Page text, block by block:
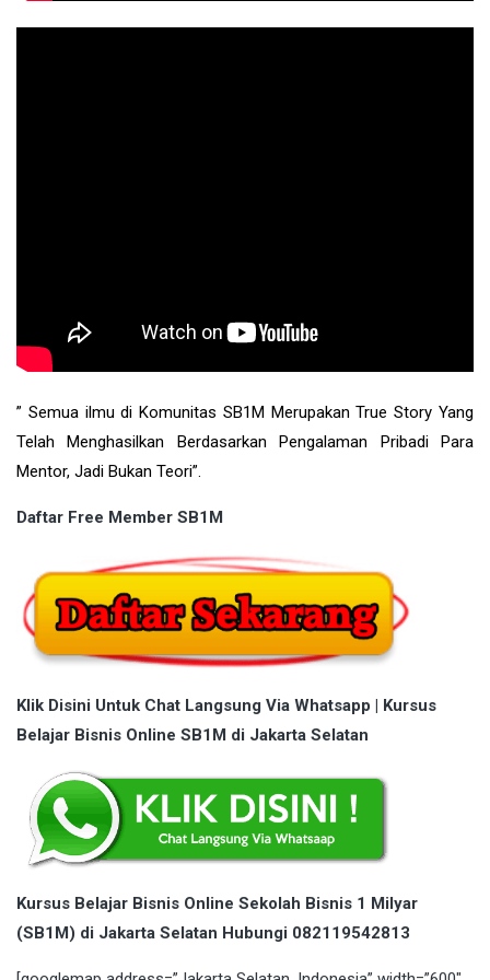
” Semua ilmu di Komunitas SB1M Merupakan True Story Yang
Telah Menghasilkan Berdasarkan Pengalaman Pribadi Para
Mentor, Jadi Bukan Teori”.
Daftar Free Member SB1M
Klik Disini Untuk Chat Langsung Via Whatsapp | Kursus
Belajar Bisnis Online SB1M di Jakarta Selatan
Kursus Belajar Bisnis Online Sekolah Bisnis 1 Milyar
(SB1M) di Jakarta Selatan Hubungi 082119542813